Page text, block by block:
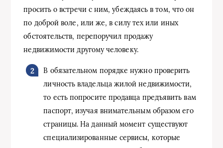
просить о встречи с ним, убеждаясь в том, что он
по доброй воле, или же, в силу тех или иных
обстоятельств, перепоручил продажу
недвижимости другому человеку.
В обязательном порядке нужно проверить
личность владельца жилой недвижимости,
то есть попросите продавца предъявить вам
паспорт, изучая внимательным образом его
страницы. На данный момент существуют
специализированные сервисы, которые